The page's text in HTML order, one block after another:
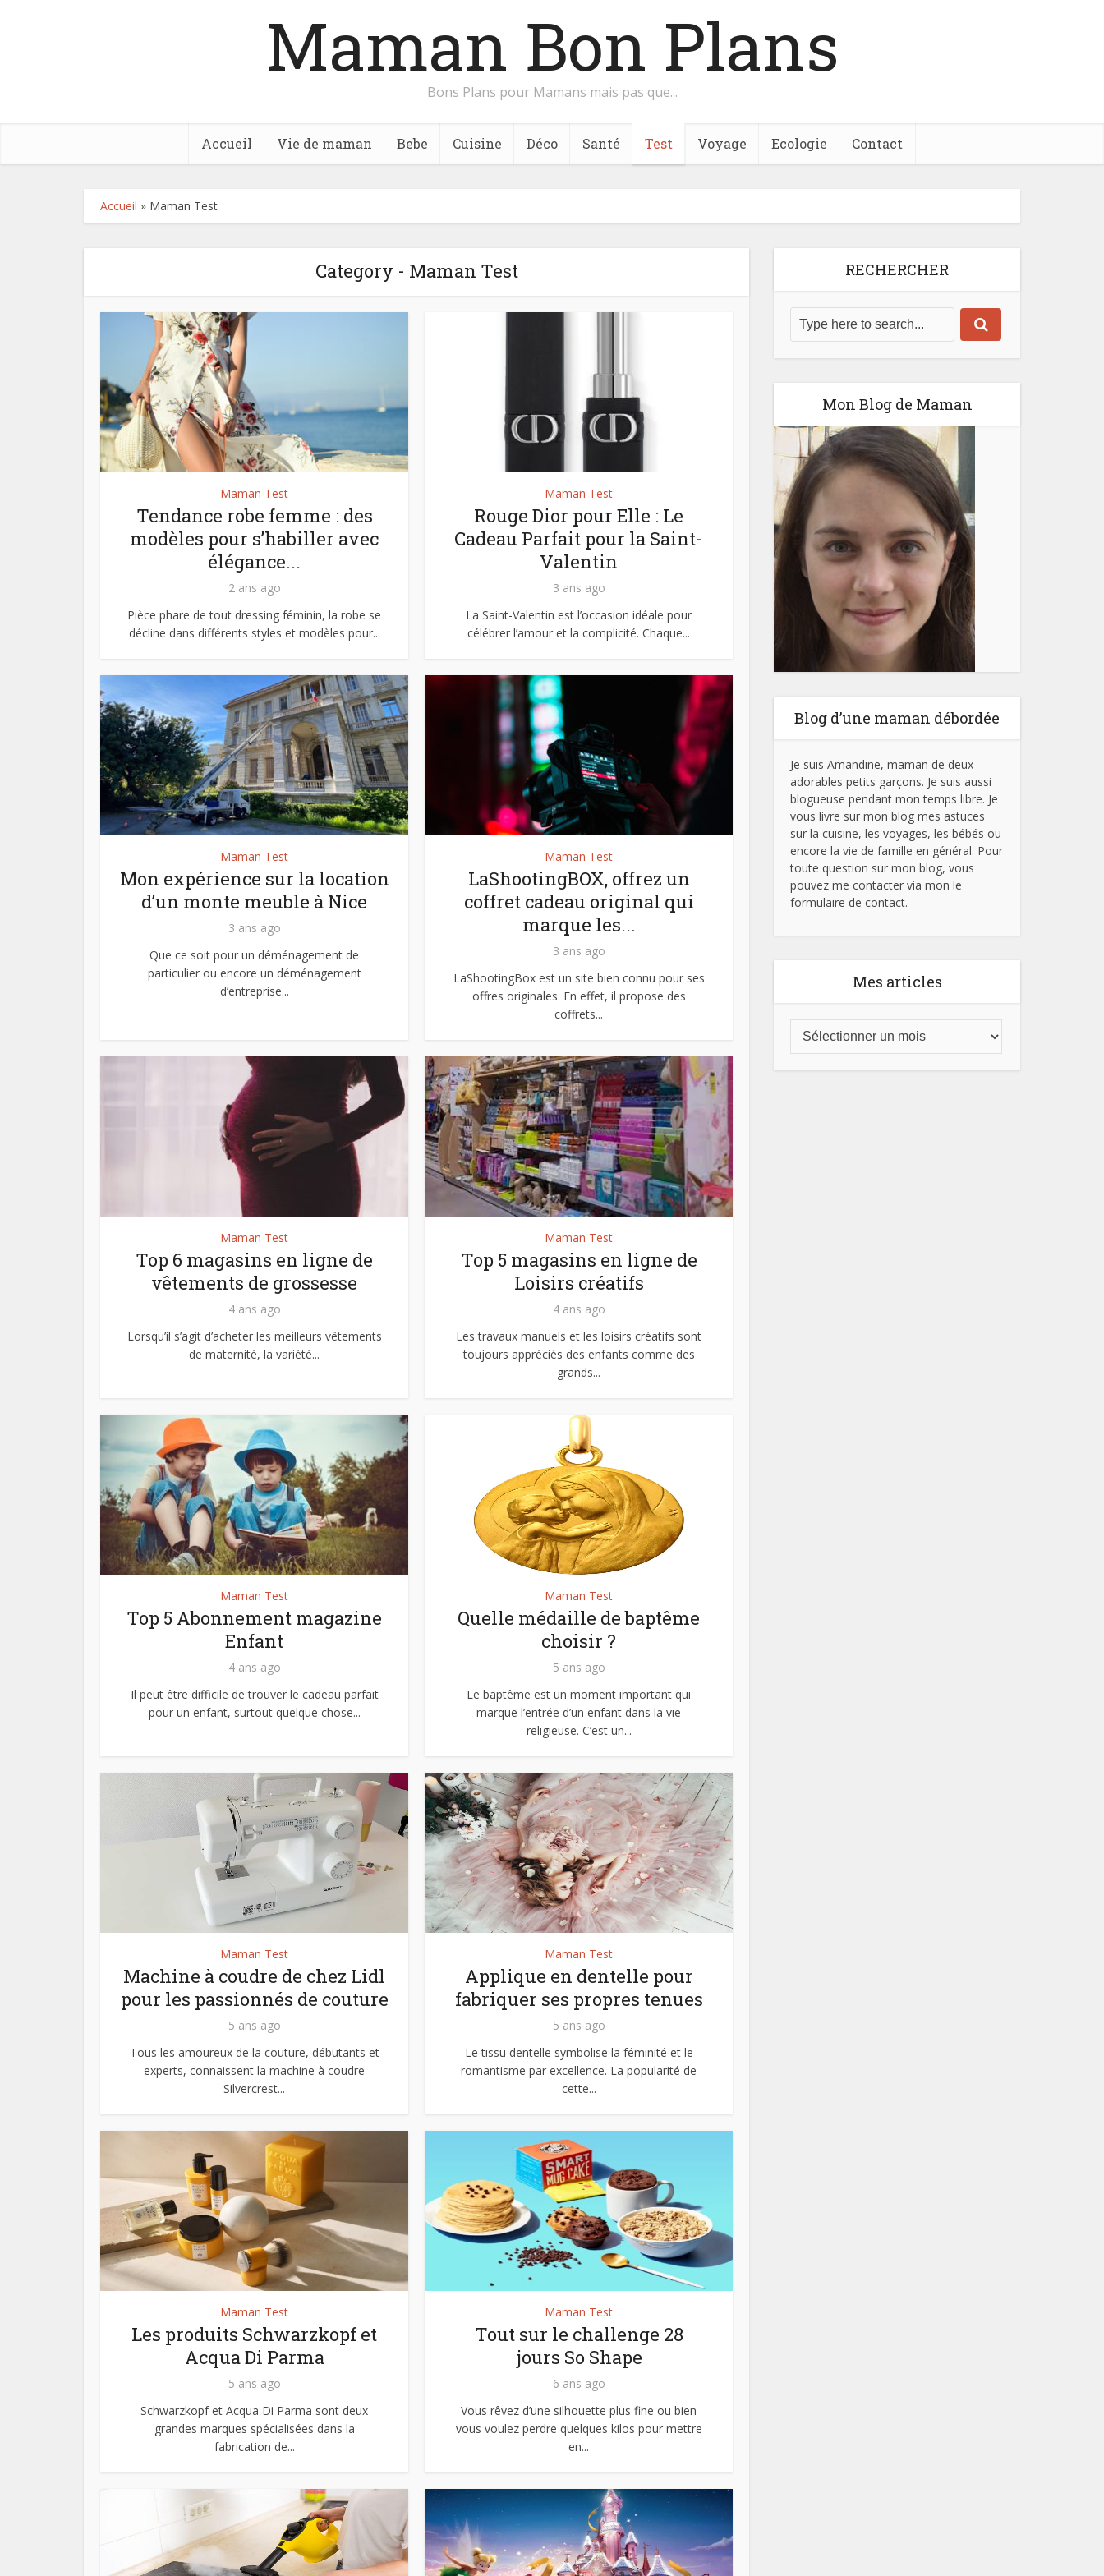
Maman Bon Plans
Bons Plans pour Mamans mais pas que...
Accueil Vie de maman Bebe Cuisine Déco Santé Test Voyage Ecologie Contact
Accueil » Maman Test
Category - Maman Test
Maman Test
Tendance robe femme : des
modèles pour s’habiller avec
élégance...
2 ans ago
Pièce phare de tout dressing féminin, la robe se
décline dans différents styles et modèles pour...
Maman Test
Rouge Dior pour Elle : Le
Cadeau Parfait pour la Saint-
Valentin
3 ans ago
La Saint-Valentin est l’occasion idéale pour
célébrer l’amour et la complicité. Chaque...
Maman Test
Mon expérience sur la location
d’un monte meuble à Nice
3 ans ago
Que ce soit pour un déménagement de
particulier ou encore un déménagement
d’entreprise...
Maman Test
LaShootingBOX, offrez un
coffret cadeau original qui
marque les...
3 ans ago
LaShootingBox est un site bien connu pour ses
offres originales. En effet, il propose des
coffrets...
Maman Test
Top 6 magasins en ligne de
vêtements de grossesse
4 ans ago
Lorsqu’il s’agit d’acheter les meilleurs vêtements
de maternité, la variété...
Maman Test
Top 5 magasins en ligne de
Loisirs créatifs
4 ans ago
Les travaux manuels et les loisirs créatifs sont
toujours appréciés des enfants comme des
grands...
Maman Test
Top 5 Abonnement magazine
Enfant
4 ans ago
Il peut être difficile de trouver le cadeau parfait
pour un enfant, surtout quelque chose...
Maman Test
Quelle médaille de baptême
choisir ?
5 ans ago
Le baptême est un moment important qui
marque l’entrée d’un enfant dans la vie
religieuse. C’est un...
Maman Test
Machine à coudre de chez Lidl
pour les passionnés de couture
5 ans ago
Tous les amoureux de la couture, débutants et
experts, connaissent la machine à coudre
Silvercrest...
Maman Test
Applique en dentelle pour
fabriquer ses propres tenues
5 ans ago
Le tissu dentelle symbolise la féminité et le
romantisme par excellence. La popularité de
cette...
Maman Test
Les produits Schwarzkopf et
Acqua Di Parma
5 ans ago
Schwarzkopf et Acqua Di Parma sont deux
grandes marques spécialisées dans la
fabrication de...
Maman Test
Tout sur le challenge 28
jours So Shape
6 ans ago
Vous rêvez d’une silhouette plus fine ou bien
vous voulez perdre quelques kilos pour mettre
en...
RECHERCHER
Mon Blog de Maman
Blog d’une maman débordée
Je suis Amandine, maman de deux
adorables petits garçons. Je suis aussi
blogueuse pendant mon temps libre. Je
vous livre sur mon blog mes astuces
sur la cuisine, les voyages, les bébés ou
encore la vie de famille en général. Pour
toute question sur mon blog, vous
pouvez me contacter via mon le
formulaire de contact.
Mes articles